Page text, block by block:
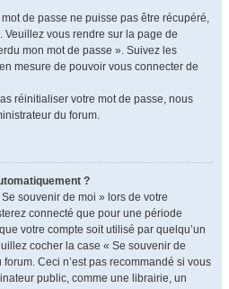
de passe ne puisse pas être récupéré,
vous rendre sur la page de
mon mot de passe ». Suivez les
mesure de pouvoir vous connecter de
réinitialiser votre mot de passe, nous
du forum.
?
souvenir de moi » lors de votre
connecté que pour une période
votre compte soit utilisé par quelqu’un
cocher la case « Se souvenir de
Ceci n’est pas recommandé si vous
public, comme une librairie, un